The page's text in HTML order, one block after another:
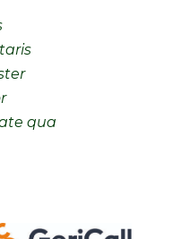
qua